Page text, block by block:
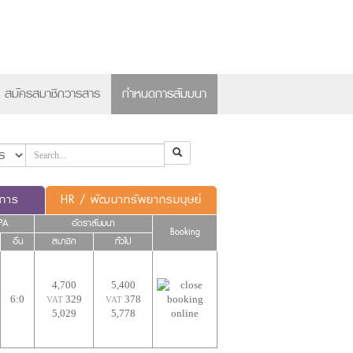
สมัครสมาชิกวารสาร กำหนดการสัมมนา
าร HR / พัฒนาทรัพยากรมนุษย์
อัตราสัมมนา
Booking
อื่น สมาชิก ทั่วไป
6:0
4,700
VAT329
5,029
5,400
VAT378
5,778